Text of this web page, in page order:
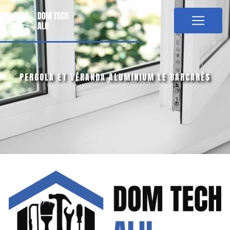
Panneau de gestion des cookies
PERGOLA ET VÉRANDA ALUMINIUM LE BARCARÈS